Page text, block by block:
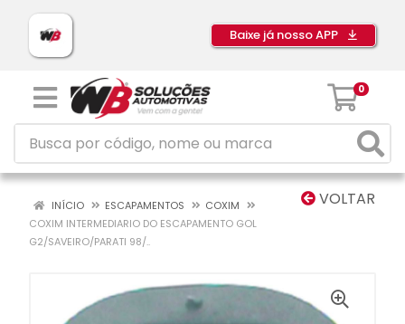
Baixe já nosso APP
0
VOLTAR
INÍCIO ESCAPAMENTOS
COXIM
COXIM INTERMEDIARIO DO ESCAPAMENTO GOL
G2/SAVEIRO/PARATI 98/..